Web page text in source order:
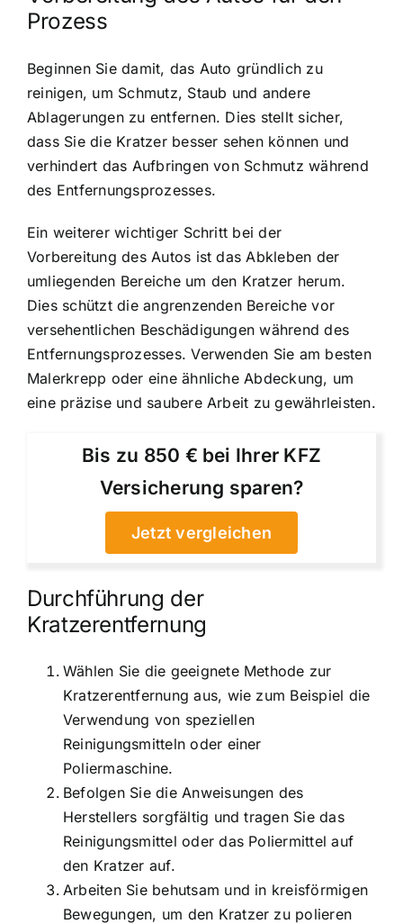
Prozess
Beginnen Sie damit, das Auto gründlich zu
reinigen, um Schmutz, Staub und andere
Ablagerungen zu entfernen. Dies stellt sicher,
dass Sie die Kratzer besser sehen können und
verhindert das Aufbringen von Schmutz während
des Entfernungsprozesses.
Ein weiterer wichtiger Schritt bei der
Vorbereitung des Autos ist das Abkleben der
umliegenden Bereiche um den Kratzer herum.
Dies schützt die angrenzenden Bereiche vor
versehentlichen Beschädigungen während des
Entfernungsprozesses. Verwenden Sie am besten
Malerkrepp oder eine ähnliche Abdeckung, um
eine präzise und saubere Arbeit zu gewährleisten.
Bis zu 850 € bei Ihrer KFZ
Versicherung sparen?
Jetzt vergleichen
Durchführung der
Kratzerentfernung
Wählen Sie die geeignete Methode zur
Kratzerentfernung aus, wie zum Beispiel die
Verwendung von speziellen
Reinigungsmitteln oder einer
Poliermaschine.
Befolgen Sie die Anweisungen des
Herstellers sorgfältig und tragen Sie das
Reinigungsmittel oder das Poliermittel auf
den Kratzer auf.
Arbeiten Sie behutsam und in kreisförmigen
Bewegungen, um den Kratzer zu polieren